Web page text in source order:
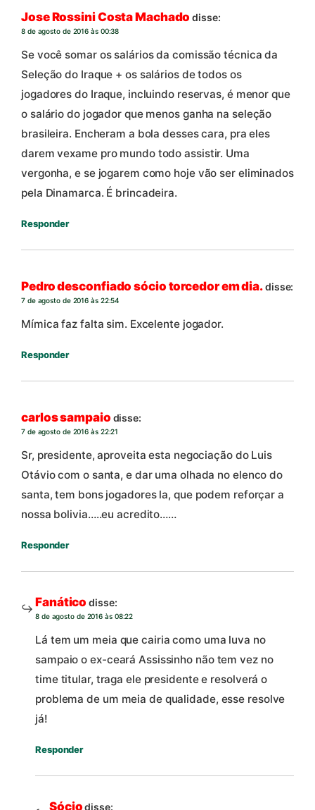
Jose Rossini Costa Machado disse:
8 de agosto de 2016 às 00:38
Se você somar os salários da comissão técnica da
Seleção do Iraque + os salários de todos os
jogadores do Iraque, incluindo reservas, é menor que
o salário do jogador que menos ganha na seleção
brasileira. Encheram a bola desses cara, pra eles
darem vexame pro mundo todo assistir. Uma
vergonha, e se jogarem como hoje vão ser eliminados
pela Dinamarca. É brincadeira.
Responder
Pedro desconfiado sócio torcedor em dia.disse:
7 de agosto de 2016 às 22:54
Mímica faz falta sim. Excelente jogador.
Responder
carlos sampaio disse:
7 de agosto de 2016 às 22:21
Sr, presidente, aproveita esta negociação do Luis
Otávio com o santa, e dar uma olhada no elenco do
santa, tem bons jogadores la, que podem reforçar a
nossa bolivia…..eu acredito……
Responder
Fanático disse:
8 de agosto de 2016 às 08:22
Lá tem um meia que cairia como uma luva no
sampaio o ex-ceará Assissinho não tem vez no
time titular, traga ele presidente e resolverá o
problema de um meia de qualidade, esse resolve
já!
Responder
Sócio disse: